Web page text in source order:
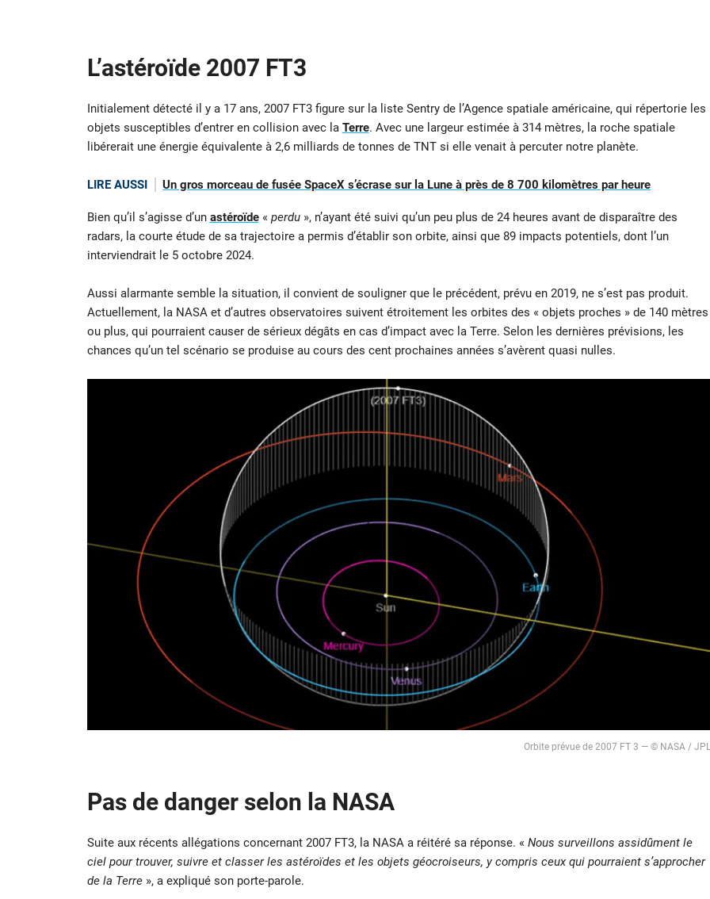
L’astéroïde 2007 FT3
Initialement détecté il y a 17 ans, 2007 FT3 figure sur la liste Sentry de l’Agence spatiale américaine, qui répertorie les
objets susceptibles d’entrer en collision avec la Terre. Avec une largeur estimée à 314 mètres, la roche spatiale
libérerait une énergie équivalente à 2,6 milliards de tonnes de TNT si elle venait à percuter notre planète.
LIRE AUSSI Un gros morceau de fusée SpaceX s’écrase sur la Lune à près de 8 700 kilomètres par heure
Bien qu’il s’agisse d’un astéroïde« perdu », n’ayant été suivi qu’un peu plus de 24 heures avant de disparaître des
radars, la courte étude de sa trajectoire a permis d’établir son orbite, ainsi que 89 impacts potentiels, dont l’un
interviendrait le 5 octobre 2024.
Aussi alarmante semble la situation, il convient de souligner que le précédent, prévu en 2019, ne s’est pas produit.
Actuellement, la NASA et d’autres observatoires suivent étroitement les orbites des « objets proches » de 140 mètres
ou plus, qui pourraient causer de sérieux dégâts en cas d’impact avec la Terre. Selon les dernières prévisions, les
chances qu’un tel scénario se produise au cours des cent prochaines années s’avèrent quasi nulles.
Orbite prévue de 2007 FT 3 — © NASA / JPL
Pas de danger selon la NASA
Suite aux récents allégations concernant 2007 FT3, la NASA a réitéré sa réponse. « Nous surveillons assidûment le
ciel pour trouver, suivre et classer les astéroïdes et les objets géocroiseurs, y compris ceux qui pourraient s’approcher
de la Terre», a expliqué son porte-parole.